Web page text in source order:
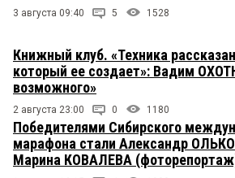
3 августа 09:40 5 1528
Книжный клуб. «Техника
который ее создает»: Вадим
возможного»
2 августа 23:00 0 1180
Победителями Сибирского
марафона стали Александр
Марина КОВАЛЕВА